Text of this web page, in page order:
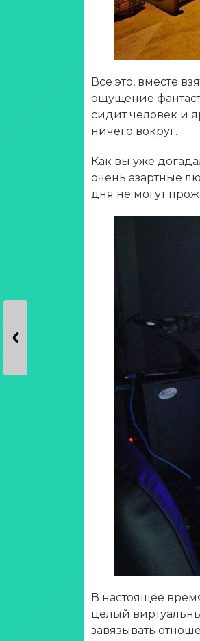
Все это, вместе
ощущение
сидит человек и
ничего вокруг.
Как вы уже
очень азартные
дня не могут
В настоящее
целый
завязывать